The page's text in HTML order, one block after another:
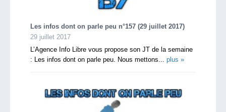
Les infos dont on parle peu n°157 (29 juillet 2017)
29 juillet 2017
L’Agence Info Libre vous propose son JT de la semaine
: Les infos dont on parle peu. Nous mettons... plus »